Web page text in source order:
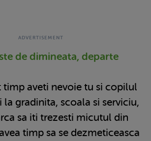
de dimineata, departe
timp aveti nevoie tu si copilul
la gradinita, scoala si serviciu,
sa iti trezesti micutul din
timp sa se dezmeticeasca